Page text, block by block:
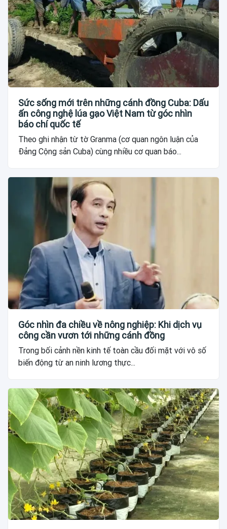
Sức sống mới trên những cánh đồng Cuba: Dấu
ấn công nghệ lúa gạo Việt Nam từ góc nhìn
báo chí quốc tế
Theo ghi nhận từ tờ Granma (cơ quan ngôn luận của
Đảng Cộng sản Cuba) cùng nhiều cơ quan báo...
Góc nhìn đa chiều về nông nghiệp: Khi dịch vụ
công cần vươn tới những cánh đồng
Trong bối cảnh nền kinh tế toàn cầu đối mặt với vô số
biến động từ an ninh lương thực...